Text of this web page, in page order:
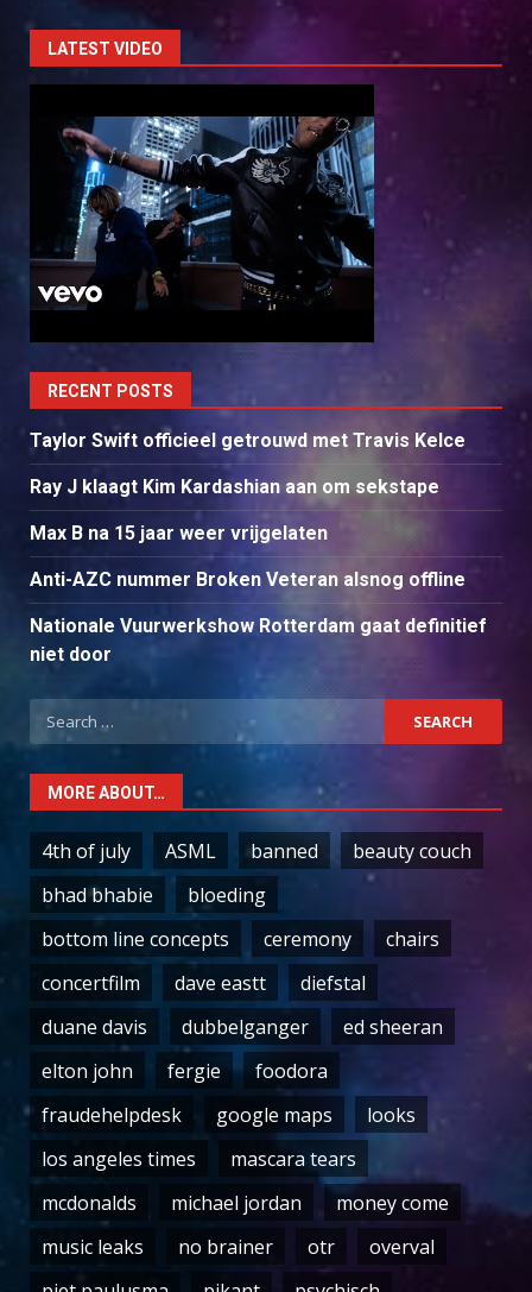
LATEST VIDEO
RECENT POSTS
Taylor Swift officieel getrouwd met Travis Kelce
Ray J klaagt Kim Kardashian aan om sekstape
Max B na 15 jaar weer vrijgelaten
Anti-AZC nummer Broken Veteran alsnog offline
Nationale Vuurwerkshow Rotterdam gaat definitief
niet door
Search
for:
MORE ABOUT…
4th of july ASML banned
beauty couch
bhad bhabie
bloeding
bottom line concepts
ceremony
chairs
concertfilm
dave eastt
diefstal
duane davis
dubbelganger
ed sheeran
elton john
fergie
foodora
fraudehelpdesk
google maps
looks
los angeles times
mascara tears
mcdonalds
michael jordan
money come
music leaks
no brainer otr
overval